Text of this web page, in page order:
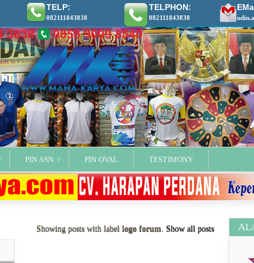
PIN ASN PIN OVAL TESTIMONY
TELP:
082111843838
TELPHON:
082111843838
Showing posts with label logo forum. Show all posts